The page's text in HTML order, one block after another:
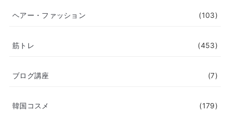
ヘアー・ファッション (103)
筋トレ (453)
ブログ講座 (7)
韓国コスメ (179)